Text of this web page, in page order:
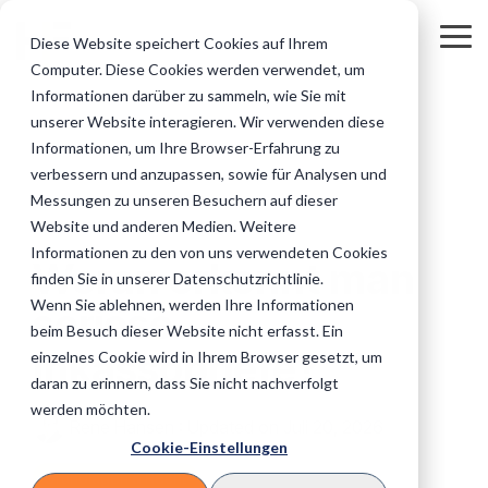
Diese Website speichert Cookies auf Ihrem
Computer. Diese Cookies werden verwendet, um
Informationen darüber zu sammeln, wie Sie mit
unserer Website interagieren. Wir verwenden diese
Informationen, um Ihre Browser-Erfahrung zu
verbessern und anzupassen, sowie für Analysen und
Messungen zu unseren Besuchern auf dieser
Website und anderen Medien. Weitere
Informationen zu den von uns verwendeten Cookies
finden Sie in unserer Datenschutzrichtlinie.
Wenn Sie ablehnen, werden Ihre Informationen
beim Besuch dieser Website nicht erfasst. Ein
einzelnes Cookie wird in Ihrem Browser gesetzt, um
daran zu erinnern, dass Sie nicht nachverfolgt
werden möchten.
Cookie-Einstellungen
main
content.
Unsere Online-
Services für Sie
Sofort-Beauftragung
Einfach online
Inkassofälle
abgeben.
Inkassokosten
Rechner
Direkt Inkassokosten
Inkasso und Forderungsmanagement
Zwangsvollstreckung
Zahlungsüberwachung
Außergerichtliches Mahnverfahren
Gerichtliches Mahnverfahren
Telefoninkasso
Die finale Mahnung
B2B Inkasso
Titulierte Forderung
Adressermittlung
Internationales Inkasso
Privatkunden
&
Masseninkas
so
eCommerce
Telko/Telekommunikation & IT
Stadtwerke
Versorungsunternehmen
Gastronomie & Hotels
Regulierte
institutionelle
Auftraggeber
Banken
Bildungswesen
Verlage
Unternehmen
(B2B)
Wissen für Ihr
Inkasso
FAQ
Fragen und
Antworten
rund um das
Inkasso.
E-Books
Informative
zum Theme
Inkasso: Alles auf einen Blick
Inkasso Vorteile
Mahnwesen
Außergerichtliches Inkasso
Auslandsinkasso
IT-Technik
Unsere IT-Systeme &
Sicherheit im
Überblick.
Datenaustausch
Daten einfach &
sicher mit uns
austauschen.
2 MIN. LESEZEIT
Woran erkennt man
seriöse
Inkassobriefe?
Grundlagen & Recht